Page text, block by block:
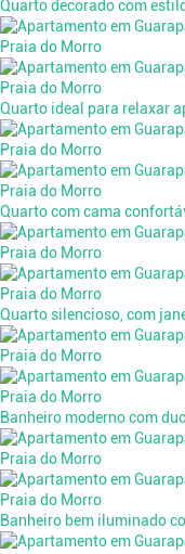
Quarto decorado com
Quarto ideal para relaxar
Quarto com cama
Quarto silencioso, com
Banheiro moderno com
Banheiro bem iluminado